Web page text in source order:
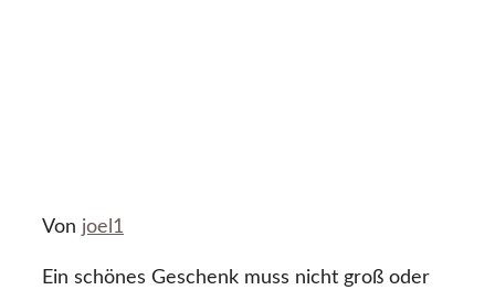
Von joel1
Ein schönes Geschenk muss nicht groß oder